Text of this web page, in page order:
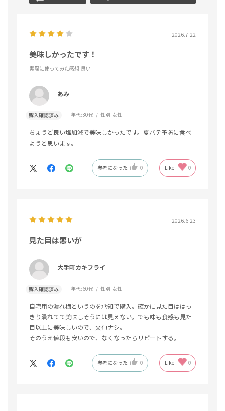
2026.7.22
美味しかったです！
実際に使ってみた感想:良い
あみ
購入確認済み 年代:30代 性別:女性
ちょうど良い塩加減で美味しかったです。夏バテ予防に食べ
ようと思います。
参考になった 0 Like! 0
2026.6.23
見た目は悪いが
大手町カキフライ
購入確認済み 年代:60代 性別:女性
自宅用の潰れ梅というのを承知で購入。確かに見た目ははっ
きり潰れてて美味しそうには見えない。でも味も食感も見た
目以上に美味しいので、文句ナシ。
そのうえ値段も安いので、なくなったらリピートする。
参考になった 0 Like! 0